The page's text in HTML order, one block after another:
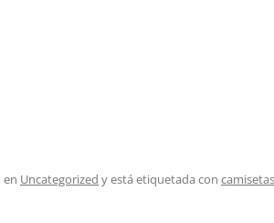
en Uncategorized y está etiquetada con